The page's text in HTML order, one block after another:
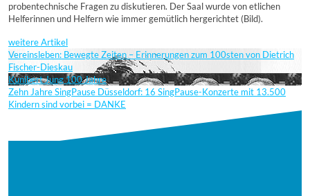
probentechnische Fragen zu diskutieren. Der Saal wurde von etlichen
Helferinnen und Helfern wie immer gemütlich hergerichtet (Bild).
weitere Artikel
Vereinsleben: Bewegte Zeiten – Erinnerungen zum 100sten von Dietrich
Fischer-Dieskau
Kunibert Jung 100 Jahre
Zehn Jahre SingPause Düsseldorf: 16 SingPause-Konzerte mit 13.500
Kindern sind vorbei = DANKE